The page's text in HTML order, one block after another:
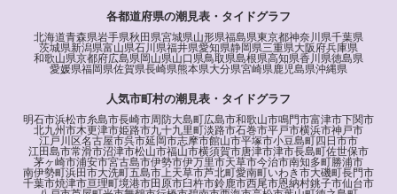
各都道府県の潮見表・タイドグラフ
北海道青森県岩手県秋田県宮城県山形県福島県東京都神奈川県千葉県
茨城県新潟県富山県石川県福井県愛知県静岡県三重県大阪府兵庫県
和歌山県京都府広島県岡山県山口県鳥取県島根県高知県香川県徳島県
愛媛県福岡県佐賀県長崎県熊本県大分県宮崎県鹿児島県沖縄県
人気市町村の潮見表・タイドグラフ
明石市浜松市糸島市長崎市周防大島町広島市和歌山市鳴門市富津市下関市
北九州市木更津市姫路市九十九里町淡路市石巻市平戸市横浜市神戸市
江戸川区名古屋市呉市延岡市志摩市館山市平塚市小豆島町四日市市
江田島市常滑市沼津市松山市福山市横須賀市唐津市津市長島町佐世保市
茅ヶ崎市浦安市宮古島市伊勢市伊万里市天草市今治市南知多町勝浦市
南伊勢町浜田市大洗町五島市上天草市芦北町愛南町いわき市大磯町長門市
千葉市焼津市亘理町境港市田原市臼杵市鈴鹿市西尾市恩納村銚子市仙台市